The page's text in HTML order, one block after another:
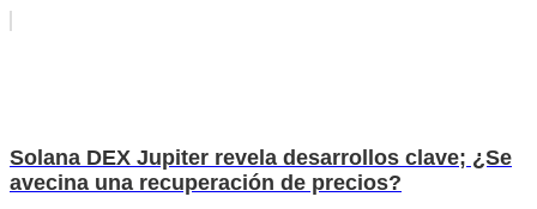
Solana DEX Jupiter revela desarrollos clave; ¿Se
avecina una recuperación de precios?